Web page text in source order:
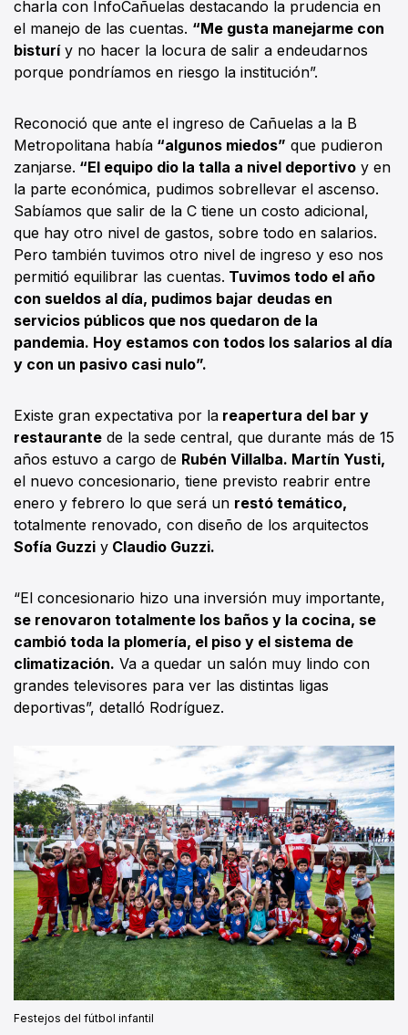
charla con InfoCañuelas destacando la prudencia en
el manejo de las cuentas. “Me gusta manejarme con
bisturíy no hacer la locura de salir a endeudarnos
porque pondríamos en riesgo la institución”.
Reconoció que ante el ingreso de Cañuelas a la B
Metropolitana había “algunos miedos” que pudieron
zanjarse. “El equipo dio la talla a nivel deportivo y en
la parte económica, pudimos sobrellevar el ascenso.
Sabíamos que salir de la C tiene un costo adicional,
que hay otro nivel de gastos, sobre todo en salarios.
Pero también tuvimos otro nivel de ingreso y eso nos
permitió equilibrar las cuentas. Tuvimos todo el año
con sueldos al día, pudimos bajar deudas en
servicios públicos que nos quedaron de la
pandemia. Hoy estamos con todos los salarios al día
y con un pasivo casi nulo”.
Existe gran expectativa por la reapertura del bar y
restaurante de la sede central, que durante más de 15
años estuvo a cargo de Rubén Villalba. Martín Yusti,
el nuevo concesionario, tiene previsto reabrir entre
enero y febrero lo que será un restó temático,
totalmente renovado, con diseño de los arquitectos
Sofía Guzzi y Claudio Guzzi.
“El concesionario hizo una inversión muy importante,
se renovaron totalmente los baños y la cocina, se
cambió toda la plomería, el piso y el sistema de
climatización. Va a quedar un salón muy lindo con
grandes televisores para ver las distintas ligas
deportivas”, detalló Rodríguez.
Festejos del fútbol infantil